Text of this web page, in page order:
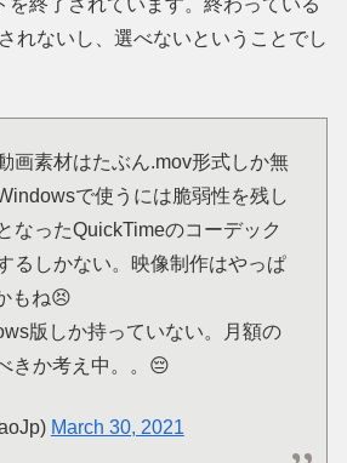
を終了されています。終わっている
れないし、選べないということでし
画素材はたぶん.mov形式しか無
で使うには脆弱性を残し
なったQuickTimeのコーデック
るしかない。映像制作はやっぱ
もね😣
版しか持っていない。月額の
きか考え中。。😔
March 30, 2021